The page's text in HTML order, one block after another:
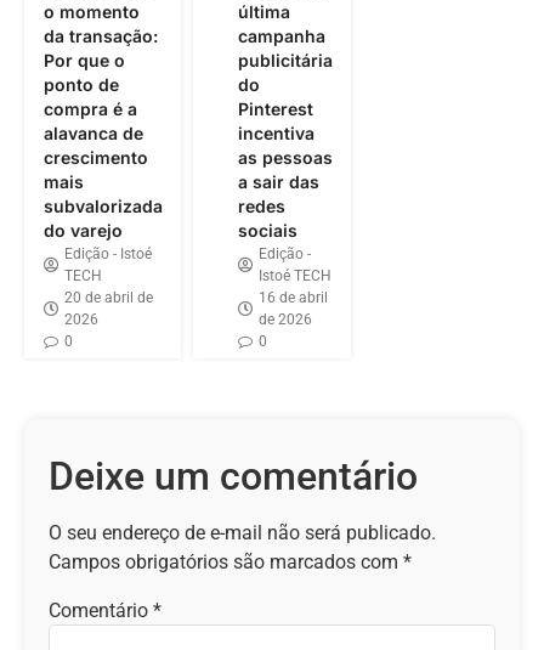
o momento
da transação:
Por que o
ponto de
compra é a
alavanca de
crescimento
mais
subvalorizada
do varejo
Edição - Istoé
TECH
20 de abril de
2026
0
última
campanha
publicitária
do
Pinterest
incentiva
as pessoas
a sair das
redes
sociais
Edição -
Istoé TECH
16 de abril
de 2026
0
Deixe um comentário
O seu endereço de e-mail não será publicado.
Campos obrigatórios são marcados com *
Comentário *